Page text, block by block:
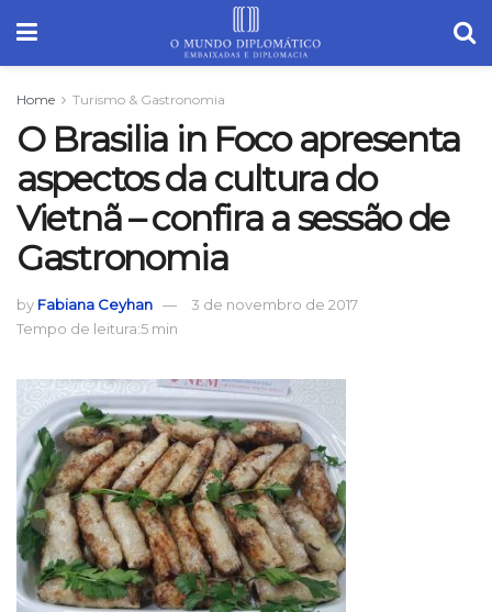
Home Turismo & Gastronomia
O Brasilia in Foco apresenta
aspectos da cultura do
Vietnã – confira a sessão de
Gastronomia
by Fabiana Ceyhan
3 de novembro de 2017
Tempo de leitura:5 min